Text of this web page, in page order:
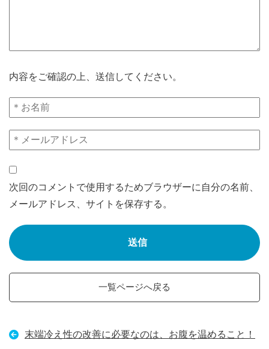
内容をご確認の上、送信してください。
次回のコメントで使用するためブラウザーに自分の名前、
メールアドレス、サイトを保存する。
一覧ページへ戻る
末端冷え性の改善に必要なのは、お腹を温めること！